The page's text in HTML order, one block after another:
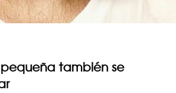
también se